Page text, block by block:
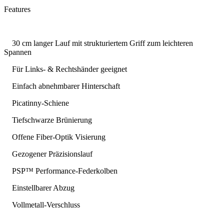
Features
30 cm langer Lauf mit strukturiertem Griff zum leichteren
Spannen
Für Links- & Rechtshänder geeignet
Einfach abnehmbarer Hinterschaft
Picatinny-Schiene
Tiefschwarze Brünierung
Offene Fiber-Optik Visierung
Gezogener Präzisionslauf
PSP™ Performance-Federkolben
Einstellbarer Abzug
Vollmetall-Verschluss